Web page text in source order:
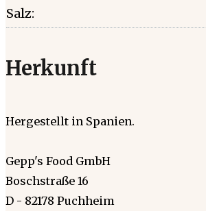
Salz:
Herkunft
Hergestellt in Spanien.
Gepp's Food GmbH
Boschstraße 16
D - 82178 Puchheim